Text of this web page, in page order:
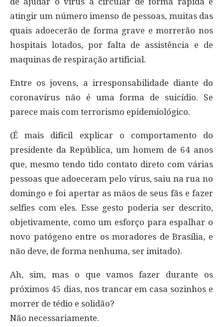
atingir um número imenso de pessoas, muitas das
quais adoecerão de forma grave e morrerão nos
hospitais lotados, por falta de assistência e de
maquinas de respiração artificial.
Entre os jovens, a irresponsabilidade diante do
coronavírus não é uma forma de suicídio. Se
parece mais com terrorismo epidemiológico.
(É mais difícil explicar o comportamento do
presidente da República, um homem de 64 anos
que, mesmo tendo tido contato direto com várias
pessoas que adoeceram pelo vírus, saiu na rua no
domingo e foi apertar as mãos de seus fãs e fazer
selfies com eles. Esse gesto poderia ser descrito,
objetivamente, como um esforço para espalhar o
novo patógeno entre os moradores de Brasília, e
não deve, de forma nenhuma, ser imitado).
Ah, sim, mas o que vamos fazer durante os
próximos 45 dias, nos trancar em casa sozinhos e
morrer de tédio e solidão?
Não necessariamente.